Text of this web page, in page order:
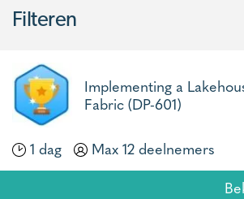
Filteren
Implementing a
Fabric (DP-601)
1 dag
Max 12 deelnemers